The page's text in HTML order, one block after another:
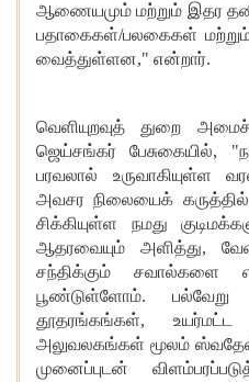
ஆணையமும் மற்றும் இதர
பதாகைகள்/பலகைகள்
வைத்துள்ளன," என்றார்.
வெளியுறவுத் துறை
ஜெய்சங்கர்
பேசுகையில், "
பரவலால்
உருவாகியுள்ள
அவசர நிலையைக் கருத்தில்
சிக்கியுள்ள
நமது
ஆதரவையும்
அளித்து,
சந்திக்கும்
சவால்களை
பூண்டுள்ளோம். பல்வேறு
தூதரங்கங்கள், உயர்மட்ட
அலுவலகங்கள் மூலம்
முனைப்புடன்